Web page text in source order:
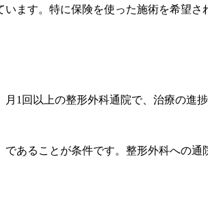
ます。特に保険を使った施術を希望
1回以上の整形外科通院で、治療の進
あることが条件です。整形外科への